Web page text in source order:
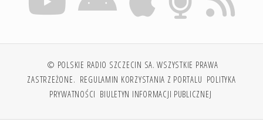
© POLSKIE RADIO SZCZECIN SA. WSZYSTKIE PRAWA
ZASTRZEŻONE. REGULAMIN KORZYSTANIA Z PORTALU POLITYKA
PRYWATNOŚCI BIULETYN INFORMACJI PUBLICZNEJ